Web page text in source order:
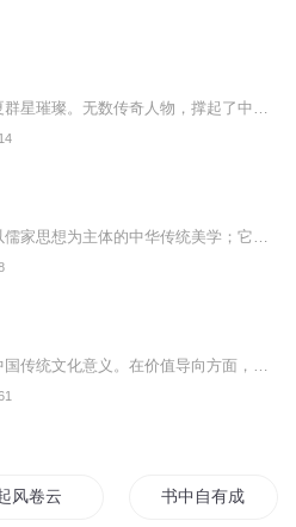
风卷云 书中自有成神卷